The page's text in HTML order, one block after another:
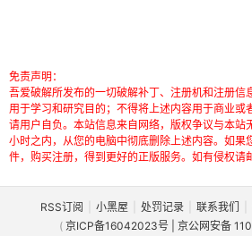
免责声明：
吾爱破解所发布的一切破解补丁、注册机和注册信
用于学习和研究目的；不得将上述内容用于商业或
请用户自负。本站信息来自网络，版权争议与本站
小时之内，从您的电脑中彻底删除上述内容。如果
件，购买注册，得到更好的正版服务。如有侵权请
RSS订阅 小黑屋 处罚记录 联系我们
( 京ICP备16042023号 | 京公网安备